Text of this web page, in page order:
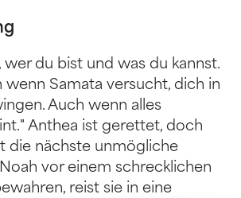
wer du bist und was du kannst.
wenn Samata versucht, dich in
Auch wenn alles
Anthea ist gerettet, doch
die nächste unmögliche
vor einem schrecklichen
reist sie in eine